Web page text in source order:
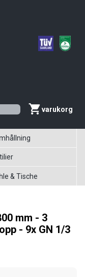
varukorg
& Tische
mm - 3
- 9x GN 1/3